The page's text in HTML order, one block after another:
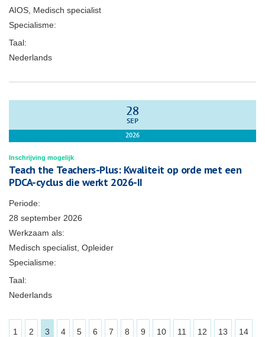
AIOS, Medisch specialist
Specialisme:
Taal:
Nederlands
28
SEP
2026
Inschrijving mogelijk
Teach the Teachers-Plus: Kwaliteit op orde met een
PDCA-cyclus die werkt 2026-II
Periode:
28 september 2026
Werkzaam als:
Medisch specialist, Opleider
Specialisme:
Taal:
Nederlands
1 2 3 4 5 6 7 8 9 10 11 12 13 14